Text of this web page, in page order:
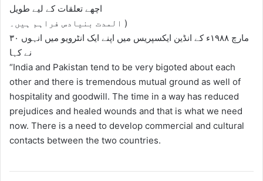
اچھے تعلقات کے لیے طویل
المدت بنیادس فراہم ہیں۔ )
۳۰ مارچ ۱۹۸۸ء کے انڈین ایکسپریس میں اپنے ایک انٹرویو میں انہوں
نے کہا
“India and Pakistan tend to be very bigoted about each
other and there is tremendous mutual ground as well of
hospitality and goodwill. The time in a way has reduced
prejudices and healed wounds and that is what we need
now. There is a need to develop commercial and cultural
contacts between the two countries.